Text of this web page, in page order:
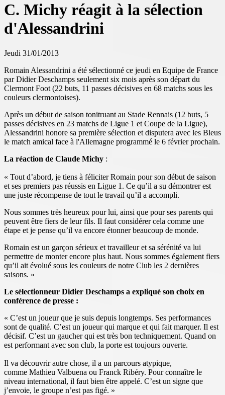
C. Michy réagit à la sélection
d'Alessandrini
Jeudi 31/01/2013
Romain Alessandrini a été sélectionné ce jeudi en Equipe de France
par Didier Deschamps seulement six mois après son départ du
Clermont Foot (22 buts, 11 passes décisives en 68 matchs sous les
couleurs clermontoises).
Après un début de saison tonitruant au Stade Rennais (12 buts, 5
passes décisives en 23 matchs de Ligue 1 et Coupe de la Ligue),
Alessandrini honore sa première sélection et disputera avec les Bleus
le match amical face à l'Allemagne programmé le 6 février prochain.
La réaction de Claude Michy :
« Tout d’abord, je tiens à féliciter Romain pour son début de saison
et ses premiers pas réussis en Ligue 1. Ce qu’il a su démontrer est
une juste récompense de tout le travail qu’il a accompli.
Nous sommes très heureux pour lui, ainsi que pour ses parents qui
peuvent être fiers de leur fils. Il faut considérer cela comme une
étape et je pense qu’il va encore étonner beaucoup de monde.
Romain est un garçon sérieux et travailleur et sa sérénité va lui
permettre de monter encore plus haut. Nous sommes également fiers
qu’il ait évolué sous les couleurs de notre Club les 2 dernières
saisons. »
Le sélectionneur Didier Deschamps a expliqué son choix en
conférence de presse :
« C’est un joueur que je suis depuis longtemps. Ses performances
sont de qualité. C’est un joueur qui marque et qui fait marquer. Il est
décisif. C’est un gaucher qui est très bon techniquement. Quand on
est performant avec son club, la porte est toujours ouverte.
Il va découvrir autre chose, il a un parcours atypique,
comme Mathieu Valbuena ou Franck Ribéry. Pour connaître le
niveau international, il faut bien être appelé. C’est un signe que
j’envoie, le groupe n’est pas figé. »